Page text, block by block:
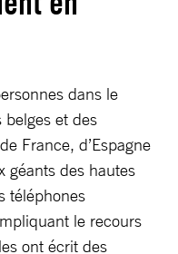
dans le
et des
France, d’Espagne
géants des hautes
téléphones
le recours
ont écrit des